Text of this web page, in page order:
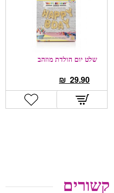
שלט יום הולדת מוזהב
29.90
₪
קשורים